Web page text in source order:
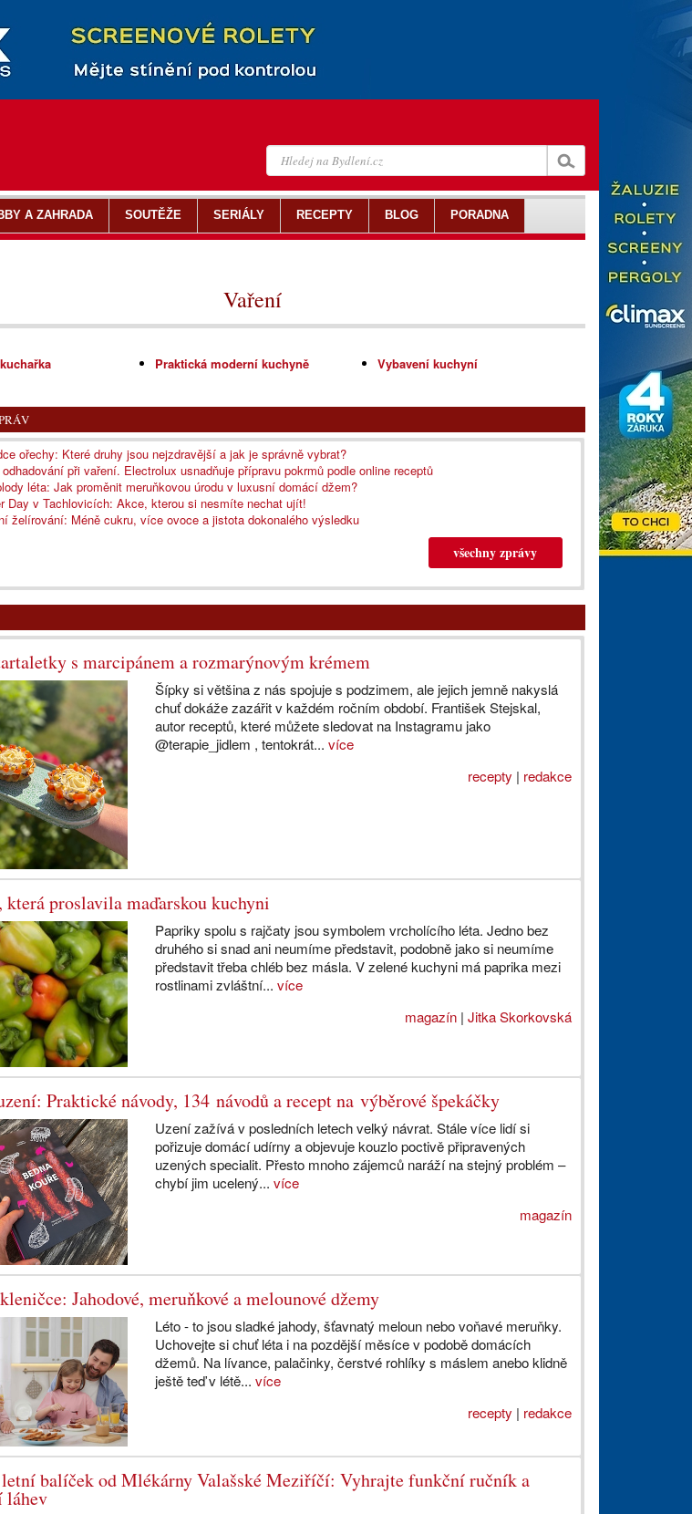
Vaření
Praktická moderní kuchyně Vybavení kuchyní
ořechy: Které druhy jsou nejzdravější a jak je správně vybrat?
při vaření. Electrolux usnadňuje přípravu pokrmů podle online receptů
léta: Jak proměnit meruňkovou úrodu v luxusní domácí džem?
Day v Tachlovicích: Akce, kterou si nesmíte nechat ujít!
želírování: Méně cukru, více ovoce a jistota dokonalého výsledku
všechny zprávy
s marcipánem a rozmarýnovým krémem
Šípky si většina z nás spojuje s podzimem, ale jejich jemně nakyslá
chuť dokáže zazářit v každém ročním období. František Stejskal,
autor receptů, které můžete sledovat na Instagramu jako
@terapie_jidlem , tentokrát...více
recepty | redakce
která proslavila maďarskou kuchyni
Papriky spolu s rajčaty jsou symbolem vrcholícího léta. Jedno bez
druhého si snad ani neumíme představit, podobně jako si neumíme
představit třeba chléb bez másla. V zelené kuchyni má paprika mezi
rostlinami zvláštní...více
magazín| Jitka Skorkovská
Praktické návody, 134 návodů a recept na výběrové špekáčky
Uzení zažívá v posledních letech velký návrat. Stále více lidí si
pořizuje domácí udírny a objevuje kouzlo poctivě připravených
uzených specialit. Přesto mnoho zájemců naráží na stejný problém –
chybí jim ucelený...více
magazín
Jahodové, meruňkové a melounové džemy
Léto - to jsou sladké jahody, šťavnatý meloun nebo voňavé meruňky.
Uchovejte si chuť léta i na pozdější měsíce v podobě domácích
džemů. Na lívance, palačinky, čerstvé rohlíky s máslem anebo klidně
ještě teď v létě...více
recepty | redakce
letní balíček od Mlékárny Valašské Meziříčí: Vyhrajte funkční ručník a
láhev
A ZAHRADA SOUTĚŽE SERIÁLY RECEPTY BLOG PORADNA